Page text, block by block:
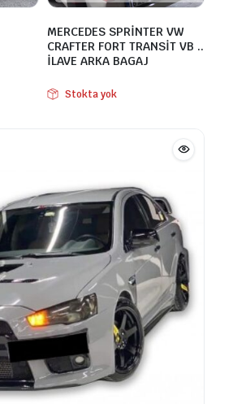
MERCEDES SPRİNTER VW
CRAFTER FORT TRANSİT VB ..
İLAVE ARKA BAGAJ
Stokta yok